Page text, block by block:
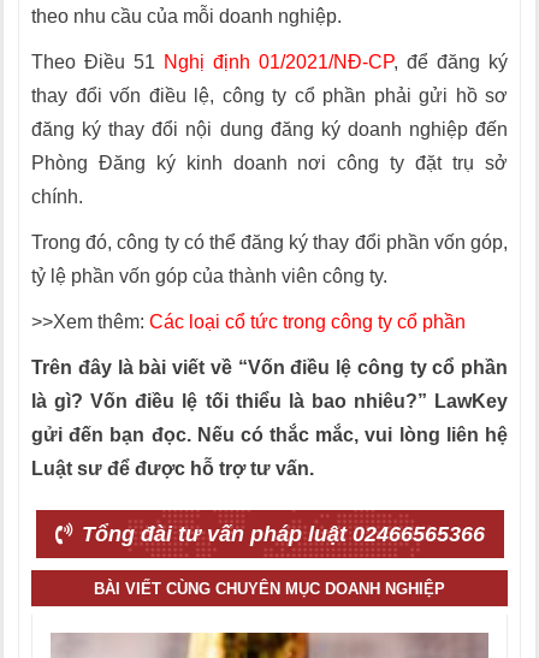
theo nhu cầu của mỗi doanh nghiệp.
Theo Điều 51 Nghị định 01/2021/NĐ-CP, để đăng ký
thay đổi vốn điều lệ, công ty cổ phần phải gửi hồ sơ
đăng ký thay đổi nội dung đăng ký doanh nghiệp đến
Phòng Đăng ký kinh doanh nơi công ty đặt trụ sở
chính.
Trong đó, công ty có thể đăng ký thay đổi phần vốn góp,
tỷ lệ phần vốn góp của thành viên công ty.
>>Xem thêm: Các loại cổ tức trong công ty cổ phần
Trên đây là bài viết về “Vốn điều lệ công ty cổ phần
là gì? Vốn điều lệ tối thiểu là bao nhiêu?” LawKey
gửi đến bạn đọc. Nếu có thắc mắc, vui lòng liên hệ
Luật sư để được hỗ trợ tư vấn.
Tổng đài tư vấn pháp luật 02466565366
BÀI VIẾT CÙNG CHUYÊN MỤC DOANH NGHIỆP